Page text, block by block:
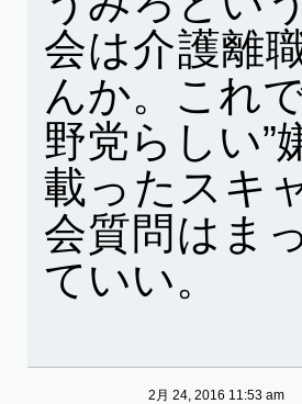
会は介護離
んか。これ
野党らしい”
載ったスキ
会質問はま
ていい。
2月 24, 2016 11:53 am